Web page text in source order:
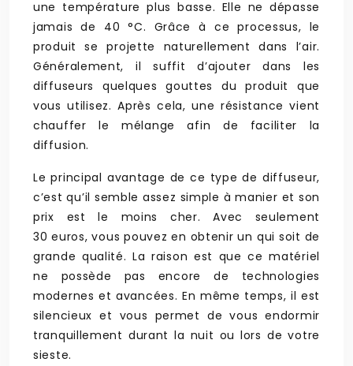
une température plus basse. Elle ne dépasse
jamais de 40 °C. Grâce à ce processus, le
produit se projette naturellement dans l’air.
Généralement, il suffit d’ajouter dans les
diffuseurs quelques gouttes du produit que
vous utilisez. Après cela, une résistance vient
chauffer le mélange afin de faciliter la
diffusion.
Le principal avantage de ce type de diffuseur,
c’est qu’il semble assez simple à manier et son
prix est le moins cher. Avec seulement
30 euros, vous pouvez en obtenir un qui soit de
grande qualité. La raison est que ce matériel
ne possède pas encore de technologies
modernes et avancées. En même temps, il est
silencieux et vous permet de vous endormir
tranquillement durant la nuit ou lors de votre
sieste.